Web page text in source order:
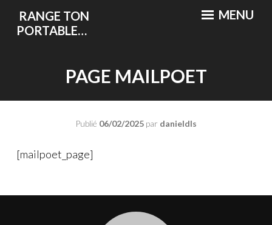
RANGE TON
PORTABLE…
MENU
PAGE MAILPOET
Publié 06/02/2025 par danieldls
[mailpoet_page]